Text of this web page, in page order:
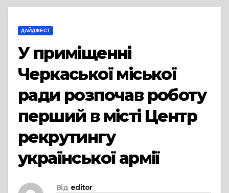
ДАЙДЖЕСТ
У приміщенні
Черкаської міської
ради розпочав роботу
перший в місті Центр
рекрутингу
української армії
Від editor